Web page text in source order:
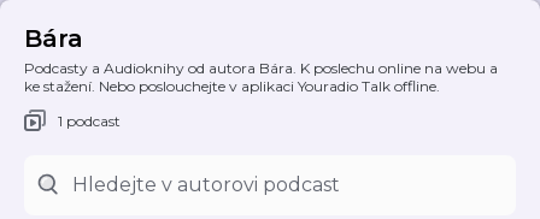
Bára
Podcasty a Audioknihy od autora Bára. K poslechu online na webu a
ke stažení. Nebo poslouchejte v aplikaci Youradio Talk offline.
1 podcast